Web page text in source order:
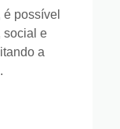
possível
social e
a